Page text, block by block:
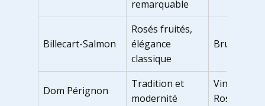
remarquable
Billecart-Salmon
Rosés fruités,
élégance
classique
Brut Rosé
Dom Pérignon
Tradition et
modernité
Vintage
Rosé 2009